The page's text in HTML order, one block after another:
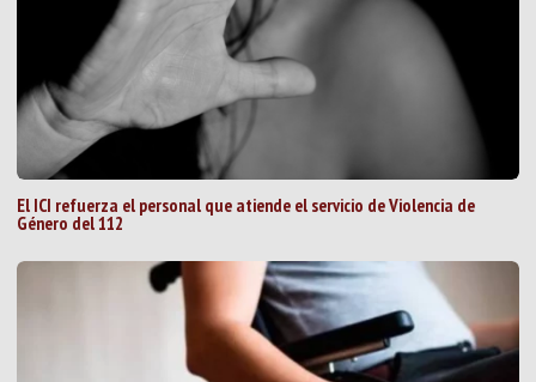
El ICI refuerza el personal que atiende el servicio de Violencia de
Género del 112